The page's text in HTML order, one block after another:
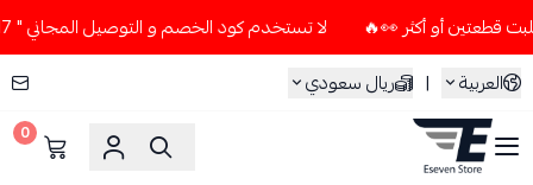
لا تستخدم كود الخصم و التوصيل المجاني " N7 " إلا إذا طلبت قطعتين أو أكثر 👀🔥
العربية
| ريال سعودي
ESEVEN STORE
0